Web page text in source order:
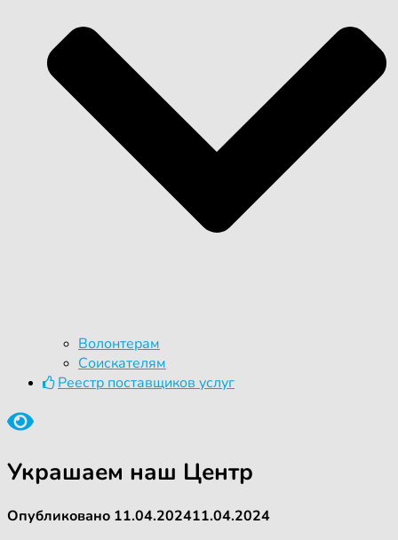
Волонтерам
Соискателям
Реестр поставщиков услуг
Украшаем наш Центр
Опубликовано 11.04.202411.04.2024